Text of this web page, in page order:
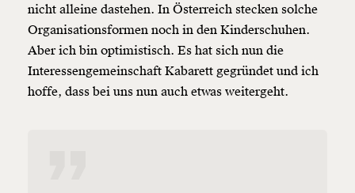
nicht alleine dastehen. In Österreich stecken solche
Organisationsformen noch in den Kinderschuhen.
Aber ich bin optimistisch. Es hat sich nun die
Interessengemeinschaft Kabarett gegründet und ich
hoffe, dass bei uns nun auch etwas weitergeht.